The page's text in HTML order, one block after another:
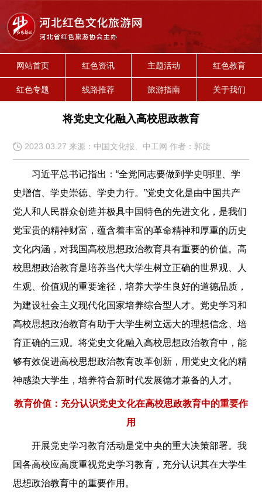
网站首页 红色资讯 主题活动 红色教育
红色专题 线路推荐 旅游指南 关于我们
将党史文化融入高校思政教育
2023.03.27 来源：中国文化报、中工网 作者：郭旋
习近平总书记指出：“全党同志要做到学史明理、学
史增信、学史崇德、学史力行。”党史文化是由中国共产
党人和人民群众创造并极具中国特色的先进文化，是我们
党宝贵的精神财富，蕴含着丰富的革命精神和厚重的历史
文化内涵，对我国高校思想政治教育具有重要的价值。高
校思想政治教育是培养当代大学生树立正确的世界观、人
生观、价值观的重要途径，培养大学生良好的道德品质，
为建设社会主义现代化国家培养综合型人才。党史学习和
高校思想政治教育有助于大学生树立远大的理想信念、培
育正确的三观。将党史文化融入高校思想政治教育中，能
够有效促进高校思想政治教育改革创新，用党史文化的精
神感染大学生，培养符合新时代发展德才兼备的人才。
教育价值：充分认识党史文化在高校思政教育中的重要作
用
开展党史学习教育活动是党中央的重大决策部署。我
国各高校应高度重视党史学习教育，充分认识其在大学生
思想政治教育中的重要作用。